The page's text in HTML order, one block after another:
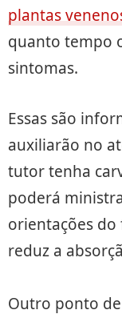
plantas
quanto tempo
sintomas.
Essas são
auxiliarão no
tutor tenha
poderá
orientações do
reduz a
Outro ponto